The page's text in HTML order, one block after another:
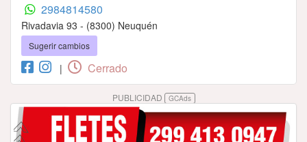
2984814580
Rivadavia 93 - (8300) Neuquén
Sugerir cambios
| Cerrado
PUBLICIDAD GCAds